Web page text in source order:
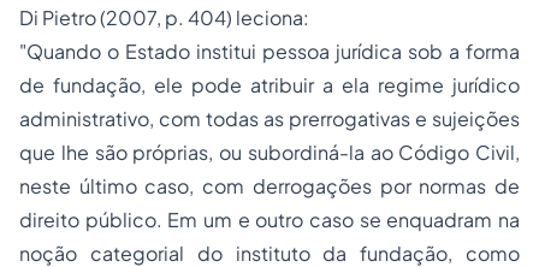
Di Pietro (2007, p. 404) leciona:
"Quando o Estado institui pessoa jurídica sob a forma
de fundação, ele pode atribuir a ela regime jurídico
administrativo, com todas as prerrogativas e sujeições
que lhe são próprias, ou subordiná-la ao Código Civil,
neste último caso, com derrogações por normas de
direito público. Em um e outro caso se enquadram na
noção categorial do instituto da fundação, como